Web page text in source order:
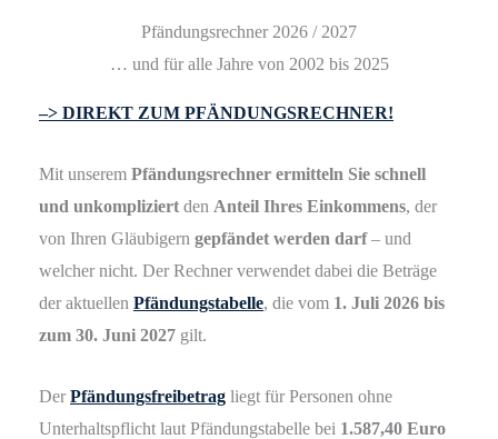
Pfändungsrechner 2026 / 2027
… und für alle Jahre von 2002 bis 2025
–> DIREKT ZUM PFÄNDUNGSRECHNER!
Mit unserem Pfändungsrechner ermitteln Sie schnell
und unkompliziert den Anteil Ihres Einkommens, der
von Ihren Gläubigern gepfändet werden darf– und
welcher nicht. Der Rechner verwendet dabei die Beträge
der aktuellen Pfändungstabelle, die vom 1. Juli 2026 bis
zum 30. Juni 2027 gilt.
Der Pfändungsfreibetrag liegt für Personen ohne
Unterhaltspflicht laut Pfändungstabelle bei 1.587,40 Euro